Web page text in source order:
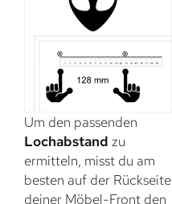
Um den passenden
Lochabstand zu
ermitteln, misst du am
besten auf der Rückseite
deiner Möbel-Front den